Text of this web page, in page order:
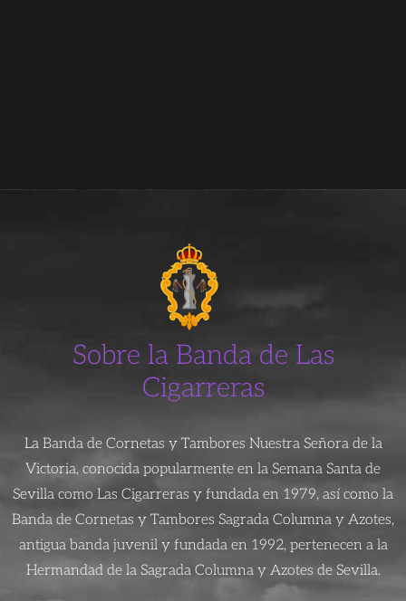
Sobre la Banda de Las
Cigarreras
La Banda de Cornetas y Tambores Nuestra Señora de la
Victoria, conocida popularmente en la Semana Santa de
Sevilla como Las Cigarreras y fundada en 1979, así como la
Banda de Cornetas y Tambores Sagrada Columna y Azotes,
antigua banda juvenil y fundada en 1992, pertenecen a la
Hermandad de la Sagrada Columna y Azotes de Sevilla.